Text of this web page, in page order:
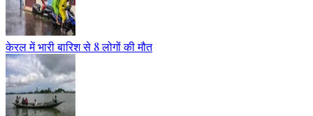
केरल में भारी बारिश से 8 लोगों की मौत